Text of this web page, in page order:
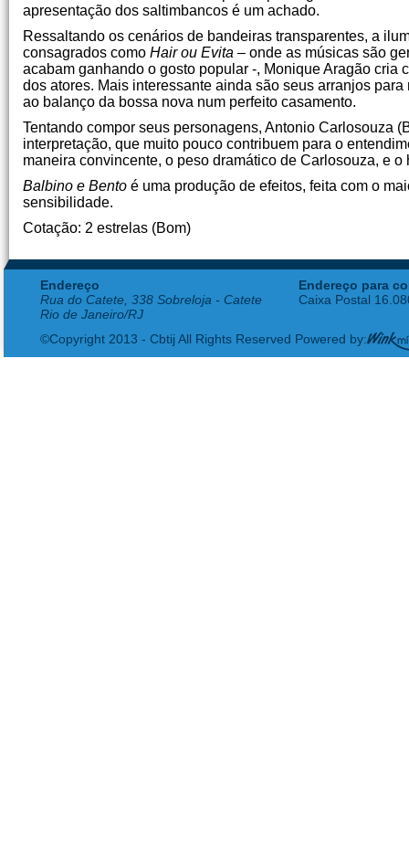
apresentação dos saltimbancos é um achado.
Ressaltando os cenários de bandeiras transparentes, a
consagrados como Hair ou Evita – onde as músicas são
acabam ganhando o gosto popular -, Monique Aragão
dos atores. Mais interessante ainda são seus arranjos
ao balanço da bossa nova num perfeito casamento.
Tentando compor seus personagens, Antonio Carlosouza
interpretação, que muito pouco contribuem para o
maneira convincente, o peso dramático de Carlosouza, e
Balbino e Bento é uma produção de efeitos, feita com o
sensibilidade.
Cotação: 2 estrelas (Bom)
Endereço
Rua do Catete, 338 Sobreloja - Catete
Rio de Janeiro/RJ
Endereço para
Caixa Postal
©Copyright 2013 - Cbtij All Rights Reserved Powered by: